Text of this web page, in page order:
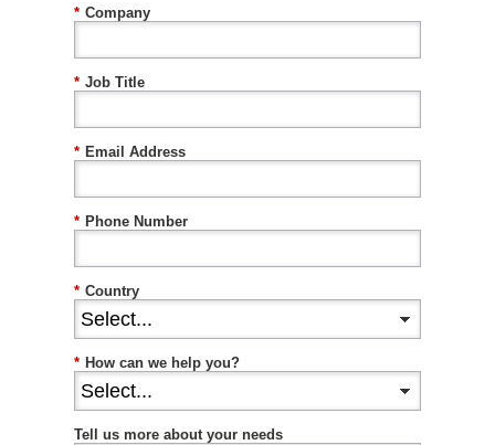
* Company
* Job Title
* Email Address
* Phone Number
* Country
* How can we help you?
Tell us more about your needs